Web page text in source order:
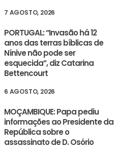
7 AGOSTO, 2026
PORTUGAL: “Invasão há 12
anos das terras bíblicas de
Nínive não pode ser
esquecida”, diz Catarina
Bettencourt
6 AGOSTO, 2026
MOÇAMBIQUE: Papa pediu
informações ao Presidente da
República sobre o
assassinato de D. Osório